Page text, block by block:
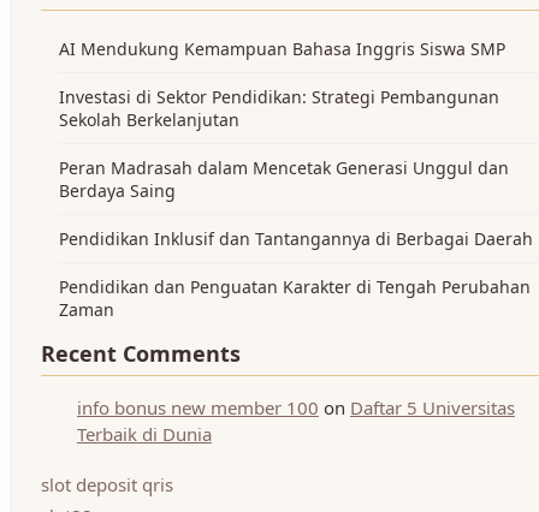
AI Mendukung Kemampuan Bahasa Inggris Siswa SMP
Investasi di Sektor Pendidikan: Strategi Pembangunan
Sekolah Berkelanjutan
Peran Madrasah dalam Mencetak Generasi Unggul dan
Berdaya Saing
Pendidikan Inklusif dan Tantangannya di Berbagai Daerah
Pendidikan dan Penguatan Karakter di Tengah Perubahan
Zaman
Recent Comments
info bonus new member 100 on Daftar 5 Universitas
Terbaik di Dunia
slot deposit qris